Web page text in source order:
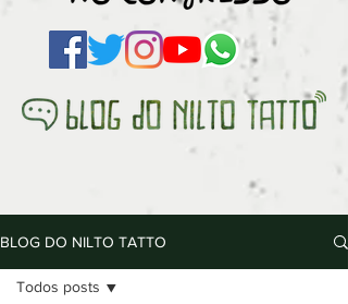
BLOG DO NILTO TATTO
Todos posts